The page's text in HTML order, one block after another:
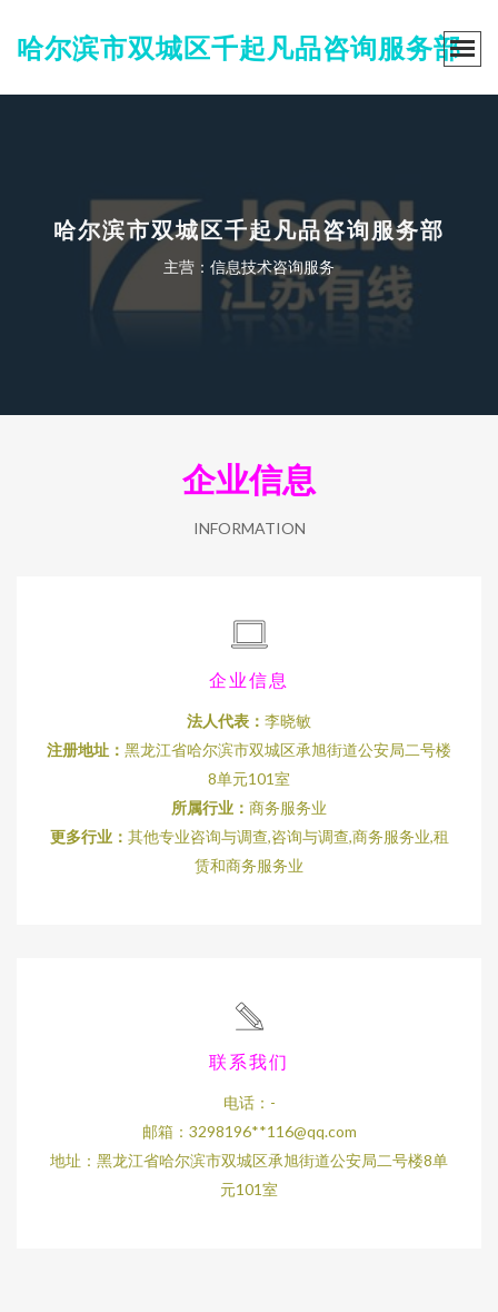
哈尔滨市双城区千起凡品咨询服务部
哈尔滨市双城区千起凡品咨询服务部
主营：信息技术咨询服务
企业信息
INFORMATION
企业信息
法人代表： 李晓敏
注册地址： 黑龙江省哈尔滨市双城区承旭街道公安局二号楼
8单元101室
所属行业： 商务服务业
更多行业： 其他专业咨询与调查,咨询与调查,商务服务业,租
赁和商务服务业
联系我们
电话：-
邮箱：3298196**116@qq.com
地址：黑龙江省哈尔滨市双城区承旭街道公安局二号楼8单
元101室